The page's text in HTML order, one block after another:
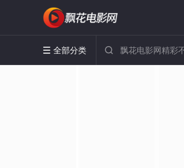
 全部分类 